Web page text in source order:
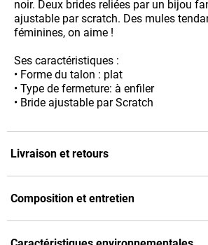
noir. Deux brides reliées par un bijou
ajustable par scratch. Des mules
féminines, on aime !
Ses caractéristiques :
• Forme du talon : plat
• Type de fermeture: à enfiler
• Bride ajustable par Scratch
Livraison et retours
Composition et entretien